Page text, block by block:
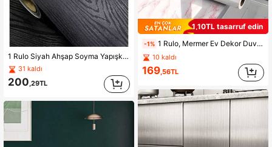
1 Rulo Siyah Ahşap Soyma Yapışkanlı Duvar Kağıdı Gerçekçi Ahşap Hissi Kolay Temizlenebilir Çıkarılabilir Kendinden Yapışkanlı Çıkarılabilir PVC Duvar Kağıdı Soyma ve Yapıştırma Duvar Kağıdı Mutfak Yatak Odası Oturma Odası Tezgah Mobilya Tadilat Duvar Kağıdı Ev Dekoru, Tadilat Çıkartmaları Soyma Duvar Panelleri, Duvar Kağıdı, Duvar Kağıtları, Bahar Dekorasyon Ürünleri Evinizi Yenileyin, Festival Dekorasyon Çıkartmaları Hediyeler Doğum Günü Mezuniyet
31 kaldı
200,29TL
1,10TL tasarruf edin
-1% 1 Rulo, Mermer Ev Dekor Duvar Kağıdı Kendinden Yapışkanlı, Su Geçirmez Vinil Film Mutfak Dekor Tezgahları, Mobilya Vintage Banyo Duvar Çıkartmaları Oda Dekoru Duvar Dekoru Banyo Dekoru Yatak Odası Dekoru Oda Dekorasyon Eşyaları Oturma Odası Dekoru Ev Dekoru Ev Dekoru Oturma Odası Duvar Kağıdı
10 kaldı
169,56TL